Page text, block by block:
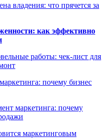
владения: что прячется за
как эффективно
работы: чек-лист для
почему бизнес
маркетинга: почему
маркетинговым